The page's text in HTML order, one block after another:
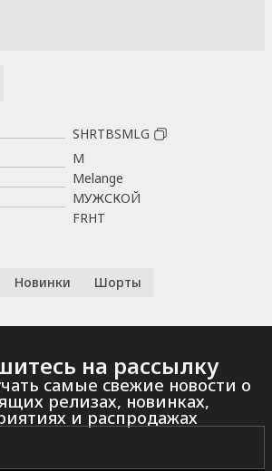
SHRTBSMLG
M
Melange
МУЖСКОЙ
FRHT
Новинки Шорты
на рассылку
самые свежие новости о
релизах, новинках,
и распродажах